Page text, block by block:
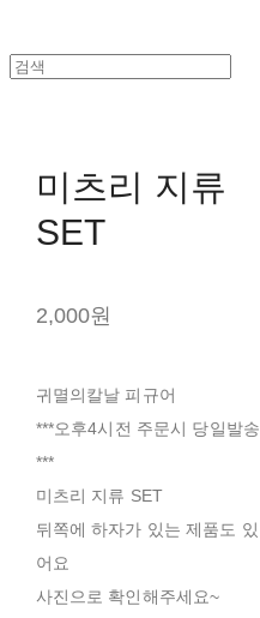
미츠리 지류
SET
2,000원
귀멸의칼날 피규어
***오후4시전 주문시 당일발송
***
미츠리 지류 SET
뒤쪽에 하자가 있는 제품도 있
어요
사진으로 확인해주세요~